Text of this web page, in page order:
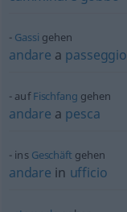
Gassi gehen
andare a passeggio
aufFischfang gehen
andare a pesca
ins Geschäft gehen
andare in ufficio